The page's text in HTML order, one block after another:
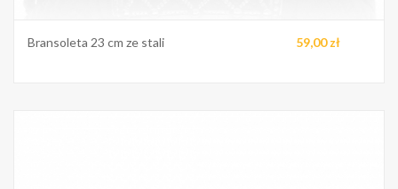
Bransoleta 23 cm ze stali 59,00 zł